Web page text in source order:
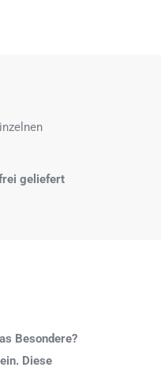
geliefert
Besondere?
Diese